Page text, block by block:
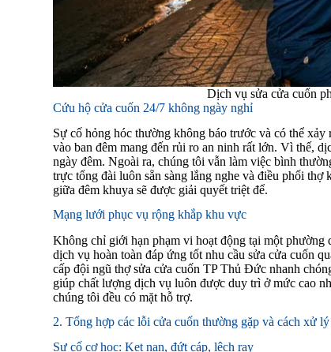
Dịch vụ sửa cửa cuốn
Cứu hộ cửa cuốn 24/7 không ngày nghỉ
Sự cố hỏng hóc thường không báo trước và có thể
vào ban đêm mang đến rủi ro an ninh rất lớn. Vì thế,
ngày đêm. Ngoài ra, chúng tôi vẫn làm việc bình
trực tổng đài luôn sẵn sàng lắng nghe và điều phối
giữa đêm khuya sẽ được giải quyết triệt để.
Mạng lưới phục vụ rộng khắp khu vực
Không chỉ giới hạn phạm vi hoạt động tại một phường
dịch vụ hoàn toàn đáp ứng tốt nhu cầu sửa cửa cuốn
cấp đội ngũ thợ sửa cửa cuốn TP Thủ Đức nhanh
giúp chất lượng dịch vụ luôn được duy trì ở mức cao
chúng tôi đều có mặt hỗ trợ.
2. Tổng hợp các lỗi cửa cuốn thường gặp và cách xử
Sự cố cơ học: Kẹt nan, đứt cáp, lệch ray